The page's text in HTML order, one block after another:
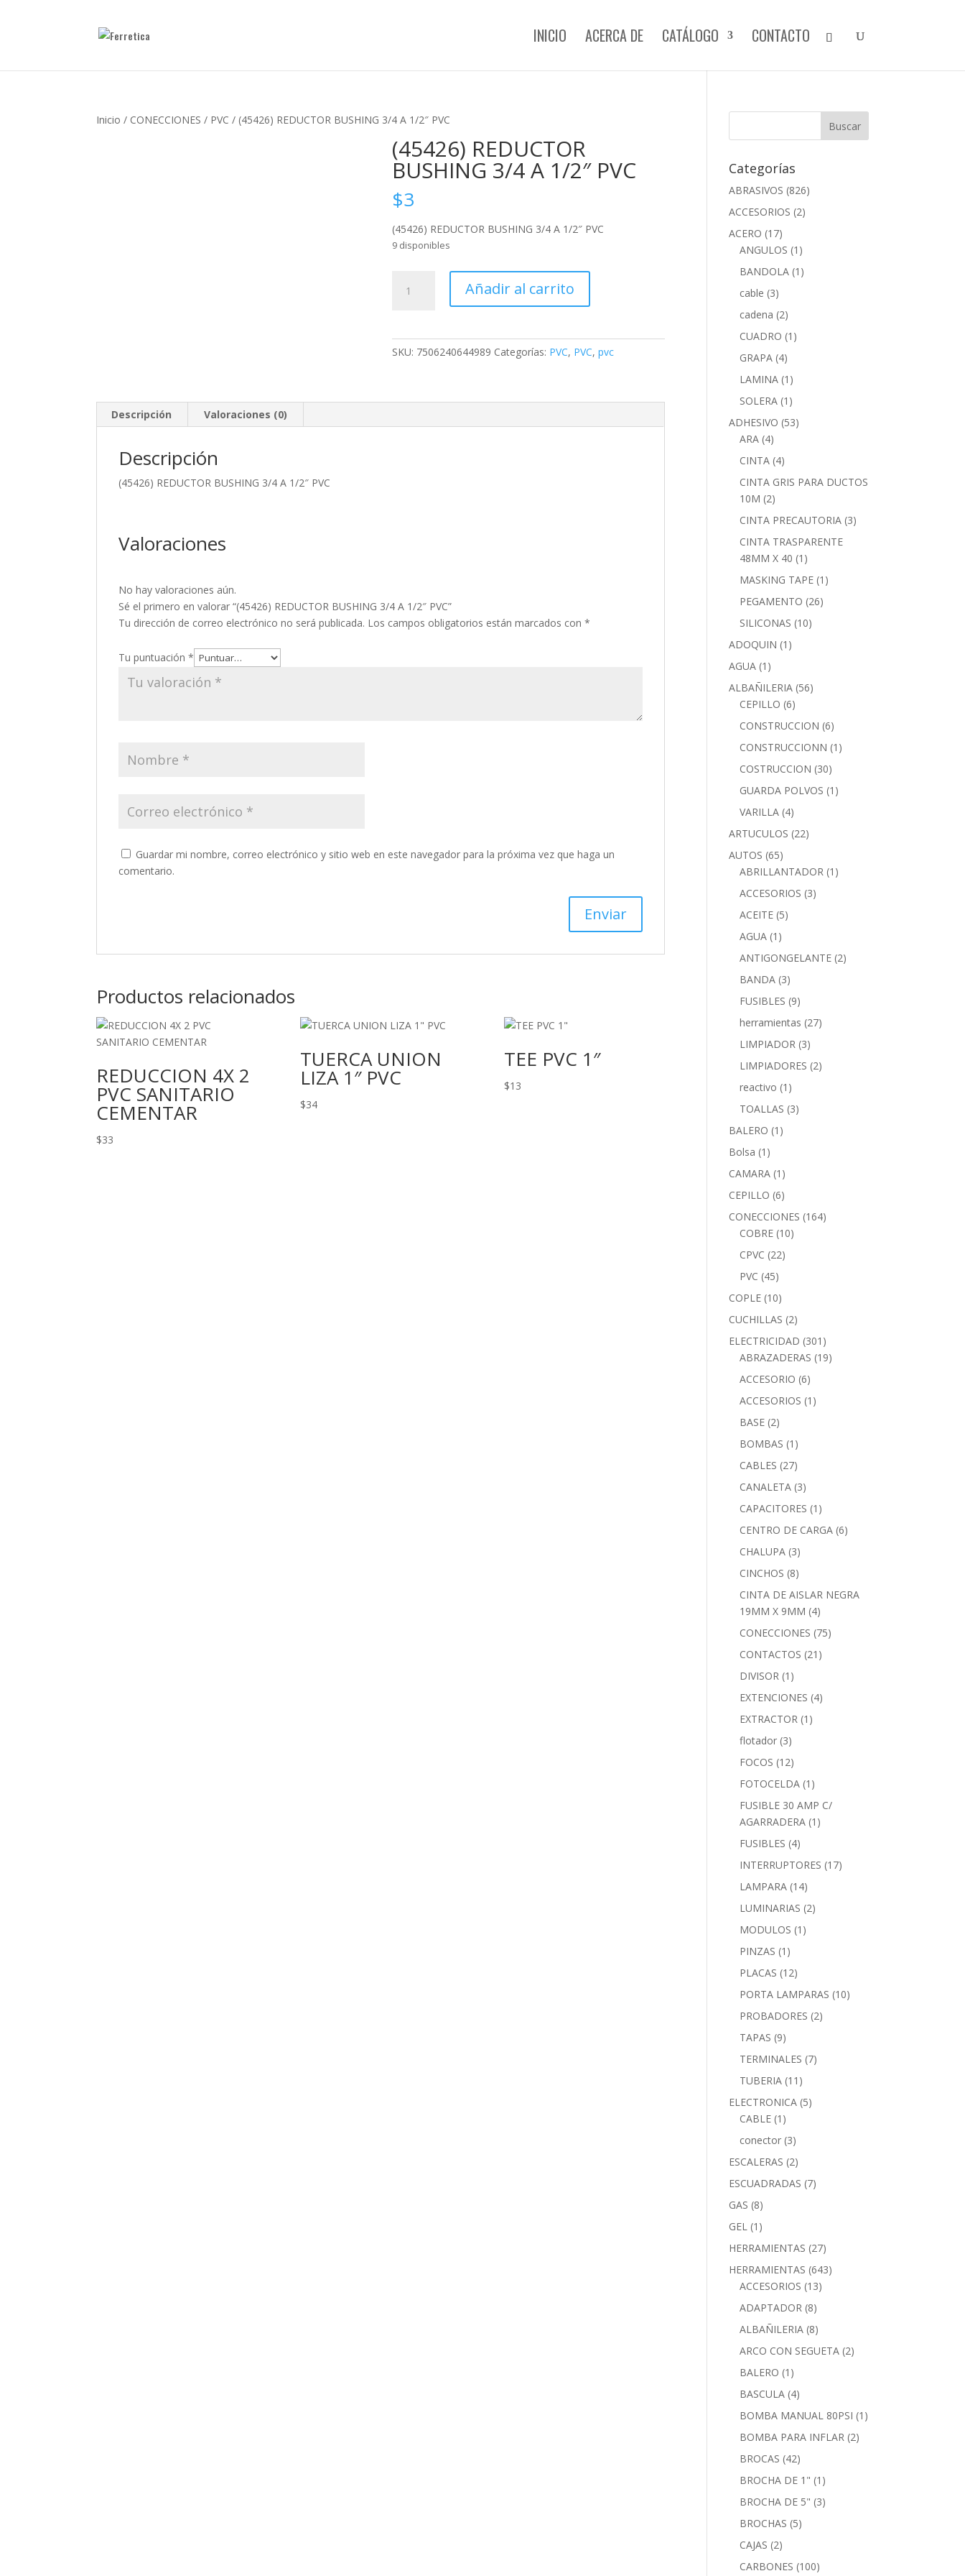
INICIO ACERCA DE CATÁLOGO CONTACTO
Inicio / CONECCIONES / PVC / (45426) REDUCTOR BUSHING 3/4 A 1/2″ PVC
(45426) REDUCTOR
BUSHING 3/4 A 1/2″ PVC
$3
(45426) REDUCTOR BUSHING 3/4 A 1/2″ PVC
9 disponibles
REDUCTOR
Añadir al carrito
SKU: 7506240644989 Categorías: PVC, PVC,pvc
Descripción Valoraciones (0)
Descripción
(45426) REDUCTOR BUSHING 3/4 A 1/2″ PVC
Valoraciones
No hay valoraciones aún.
Sé el primero en valorar “(45426) REDUCTOR BUSHING 3/4 A 1/2″ PVC”
Tu dirección de correo electrónico no será publicada. Los campos obligatorios están marcados con*
Tu puntuación*
Guardar mi nombre, correo electrónico y sitio web en este navegador para la próxima vez que haga un
comentario.
Productos relacionados
REDUCCION 4X 2
PVC SANITARIO
CEMENTAR
$33
TUERCA UNION
LIZA 1″ PVC
$34
TEE PVC 1″
$13
Categorías
ABRASIVOS (826)
ACCESORIOS (2)
ACERO (17)
ANGULOS (1)
BANDOLA (1)
cable (3)
cadena (2)
CUADRO (1)
GRAPA (4)
LAMINA (1)
SOLERA (1)
ADHESIVO (53)
ARA (4)
CINTA (4)
CINTA GRIS PARA DUCTOS
10M (2)
CINTA PRECAUTORIA (3)
CINTA TRASPARENTE
48MM X 40 (1)
MASKING TAPE (1)
PEGAMENTO (26)
SILICONAS (10)
ADOQUIN (1)
AGUA (1)
ALBAÑILERIA (56)
CEPILLO (6)
CONSTRUCCION (6)
CONSTRUCCIONN (1)
COSTRUCCION (30)
GUARDA POLVOS (1)
VARILLA (4)
ARTUCULOS (22)
AUTOS (65)
ABRILLANTADOR (1)
ACCESORIOS (3)
ACEITE (5)
AGUA (1)
ANTIGONGELANTE (2)
BANDA (3)
FUSIBLES (9)
herramientas (27)
LIMPIADOR (3)
LIMPIADORES (2)
reactivo (1)
TOALLAS (3)
BALERO (1)
Bolsa (1)
CAMARA (1)
CEPILLO (6)
CONECCIONES (164)
COBRE (10)
CPVC (22)
PVC (45)
COPLE (10)
CUCHILLAS (2)
ELECTRICIDAD (301)
ABRAZADERAS (19)
ACCESORIO (6)
ACCESORIOS (1)
BASE (2)
BOMBAS (1)
CABLES (27)
CANALETA (3)
CAPACITORES (1)
CENTRO DE CARGA (6)
CHALUPA (3)
CINCHOS (8)
CINTA DE AISLAR NEGRA
19MM X 9MM (4)
CONECCIONES (75)
CONTACTOS (21)
DIVISOR (1)
EXTENCIONES (4)
EXTRACTOR (1)
flotador (3)
FOCOS (12)
FOTOCELDA (1)
FUSIBLE 30 AMP C/
AGARRADERA (1)
FUSIBLES (4)
INTERRUPTORES (17)
LAMPARA (14)
LUMINARIAS (2)
MODULOS (1)
PINZAS (1)
PLACAS (12)
PORTA LAMPARAS (10)
PROBADORES (2)
TAPAS (9)
TERMINALES (7)
TUBERIA (11)
ELECTRONICA (5)
CABLE (1)
conector (3)
ESCALERAS (2)
ESCUADRADAS (7)
GAS (8)
GEL (1)
HERRAMIENTAS (27)
HERRAMIENTAS (643)
ACCESORIOS (13)
ADAPTADOR (8)
ALBAÑILERIA (8)
ARCO CON SEGUETA (2)
BALERO (1)
BASCULA (4)
BOMBA MANUAL 80PSI (1)
BOMBA PARA INFLAR (2)
BROCAS (42)
BROCHA DE 1" (1)
BROCHA DE 5" (3)
BROCHAS (5)
CAJAS (2)
CARBONES (100)